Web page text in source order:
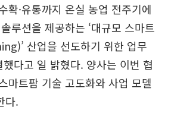
확·유통까지 온실 농업 전주기에
루션을 제공하는 ‘대규모 스마트
산업을 선도하기 위한 업무
다고 일 밝혔다. 양사는 이번 협
마트팜 기술 고도화와 사업 모델
다.